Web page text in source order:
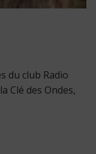
du club Radio
Clé des Ondes,